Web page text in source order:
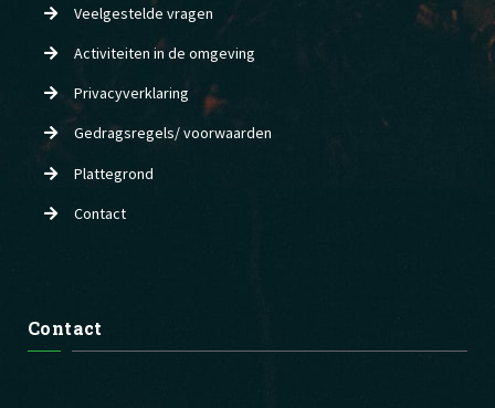
Veelgestelde vragen
Activiteiten in de omgeving
Privacyverklaring
Gedragsregels/ voorwaarden
Plattegrond
Contact
Contact